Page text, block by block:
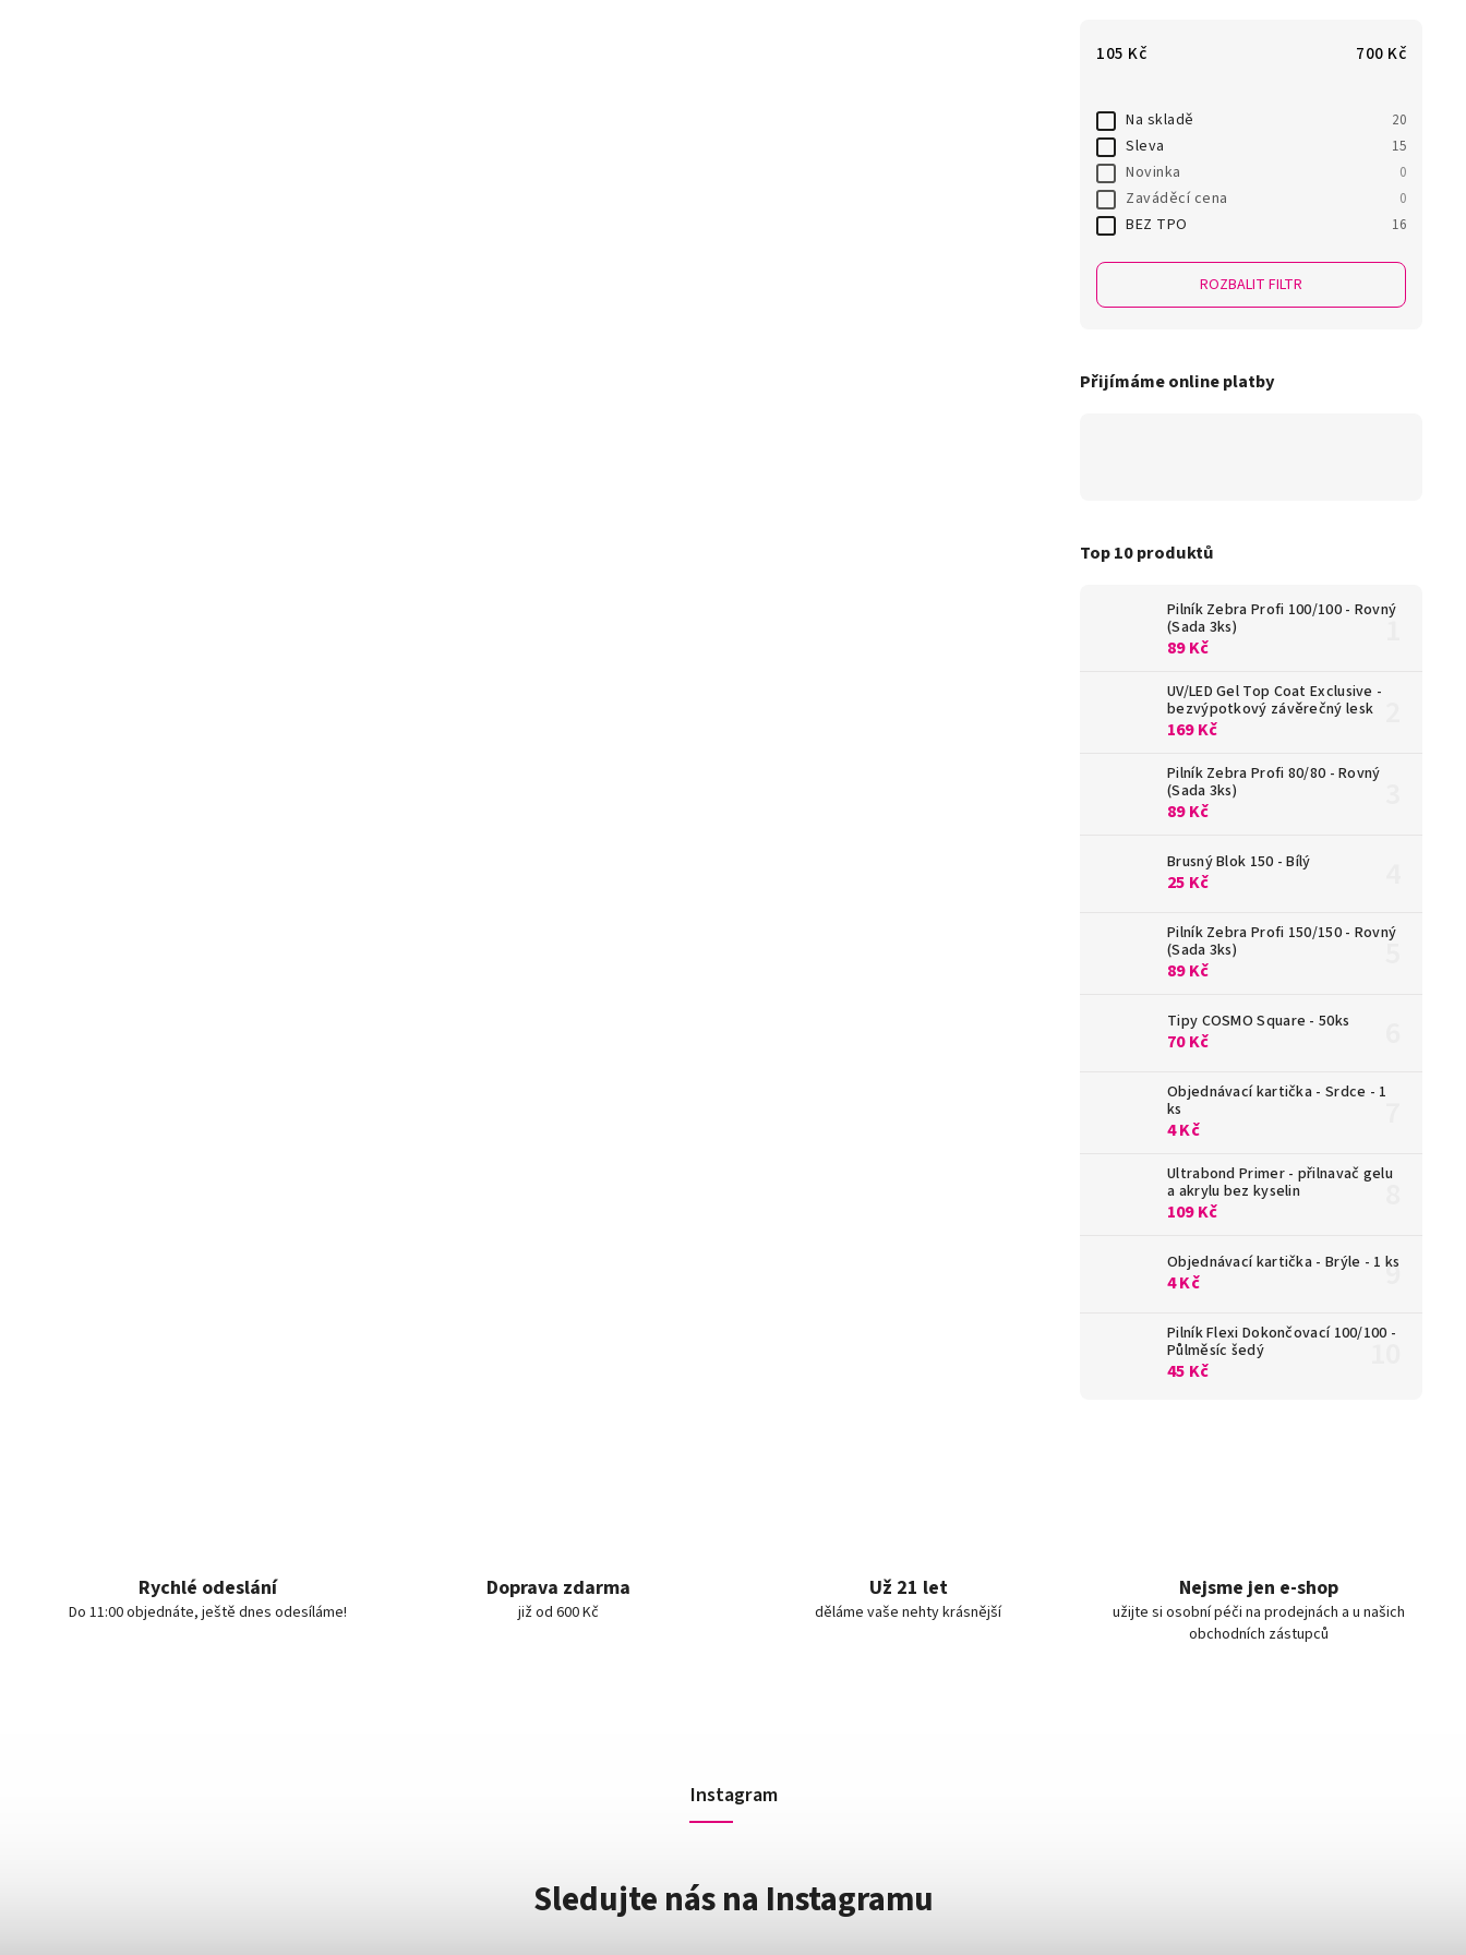
105 Kč 700 Kč
Na skladě 20
Sleva 15
Novinka 0
Zaváděcí cena 0
BEZ TPO 16
ROZBALIT FILTR
Přijímáme online platby
Top 10 produktů
Pilník Zebra Profi 100/100 - Rovný
(Sada 3ks)
89 Kč
UV/LED Gel Top Coat Exclusive -
bezvýpotkový závěrečný lesk
169 Kč
Pilník Zebra Profi 80/80 - Rovný
(Sada 3ks)
89 Kč
Brusný Blok 150 - Bílý
25 Kč
Pilník Zebra Profi 150/150 - Rovný
(Sada 3ks)
89 Kč
Tipy COSMO Square - 50ks
70 Kč
Objednávací kartička - Srdce - 1
ks
4 Kč
Ultrabond Primer - přilnavač gelu
a akrylu bez kyselin
109 Kč
Objednávací kartička - Brýle - 1 ks
4 Kč
Pilník Flexi Dokončovací 100/100 -
Půlměsíc šedý
45 Kč
Rychlé odeslání
Do 11:00 objednáte, ještě dnes odesíláme!
Doprava zdarma
již od 600 Kč
Už 21 let
děláme vaše nehty krásnější
Nejsme jen e-shop
užijte si osobní péči na prodejnách a u našich
obchodních zástupců
Instagram
Sledujte nás na Instagramu